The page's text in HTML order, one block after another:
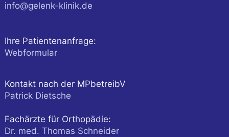
info@gelenk-klinik.de
Ihre Patientenanfrage:
Webformular
Kontakt nach der MPbetreibV
Patrick Dietsche
Fachärzte für Orthopädie:
Dr. med. Thomas Schneider